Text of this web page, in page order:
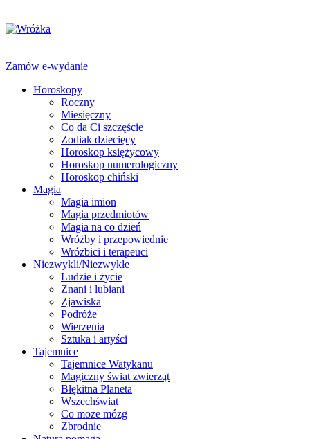
Zamów e-wydanie
Horoskopy
Roczny
Miesięczny
Co da Ci szczęście
Zodiak dziecięcy
Horoskop księżycowy
Horoskop numerologiczny
Horoskop chiński
Magia
Magia imion
Magia przedmiotów
Magia na co dzień
Wróżby i przepowiednie
Wróżbici i terapeuci
Niezwykli/Niezwykłe
Ludzie i życie
Znani i lubiani
Zjawiska
Podróże
Wierzenia
Sztuka i artyści
Tajemnice
Tajemnice Watykanu
Magiczny świat zwierząt
Błękitna Planeta
Wszechświat
Co może mózg
Zbrodnie